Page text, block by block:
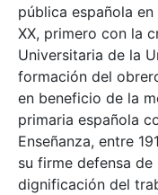
pública española
XX, primero con la
Universitaria de la
formación del
en beneficio de la
primaria española
Enseñanza, entre
su firme defensa
dignificación del